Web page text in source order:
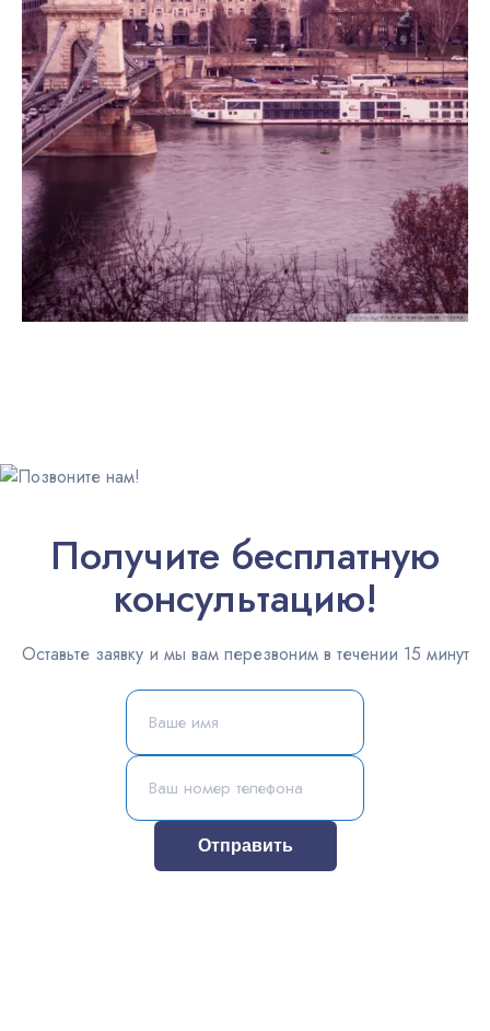
Получите бесплатную
консультацию!
Оставьте заявку и мы вам перезвоним в течении 15 минут
Отправить